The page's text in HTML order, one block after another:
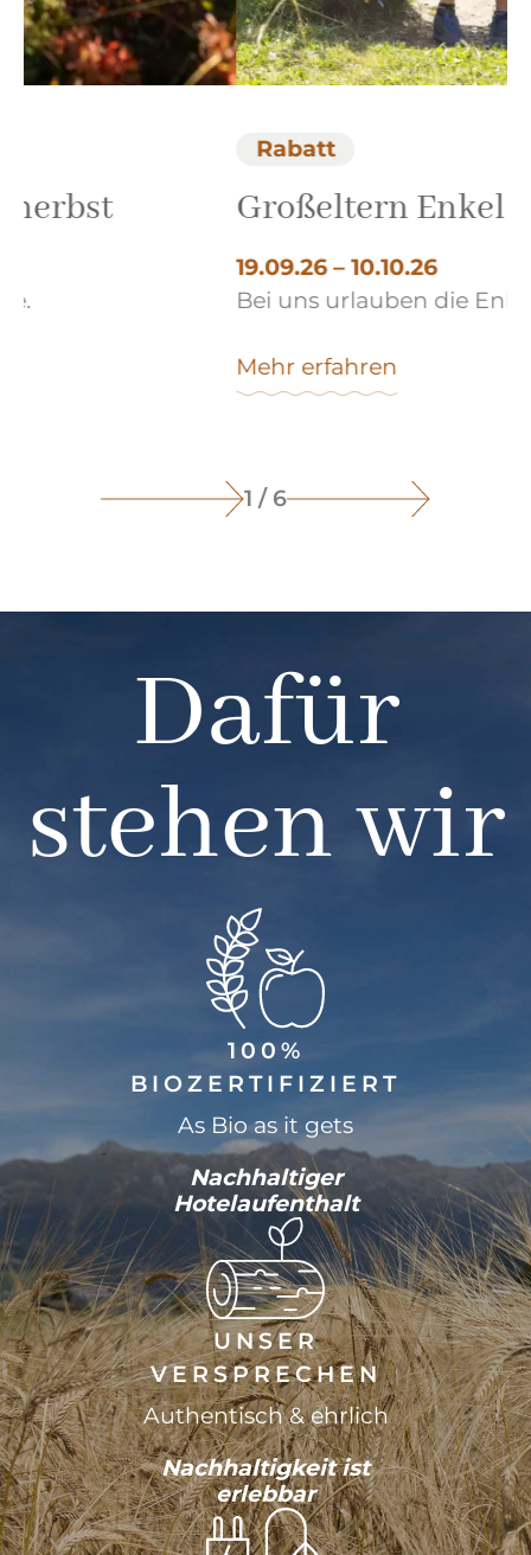
Großeltern Enkel Urlaub
19.09.26 – 10.10.26
Bei uns urlauben die Enkel kostenlos.
1 / 6
Dafür
stehen wir
100%
BIOZERTIFIZIERT
As Bio as it gets
Nachhaltiger
Hotelaufenthalt
UNSER
VERSPRECHEN
Authentisch & ehrlich
Nachhaltigkeit ist
erlebbar